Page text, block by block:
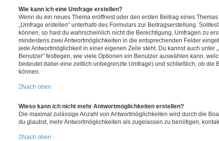
Wie kann ich eine Umfrage erstellen?
Wenn du ein neues Thema eröffnest oder den ersten Beitrag eines
„Umfrage erstellen“ unterhalb des Formulars zur Beitragserstellung.
können, so hast du wahrscheinlich nicht die Berechtigung, Umfragen zu
mindestens zwei Antwortmöglichkeiten in die entsprechenden Felder
jede Antwortmöglichkeit in einer eigenen Zeile steht. Du kannst auch unter
Benutzer“ festlegen, wie viele Optionen ein Benutzer auswählen kann,
bedeutet dabei eine zeitlich unbegrenzte Umfrage) und schließlich, ob die
können.
Nach oben
Wieso kann ich nicht mehr Antwortmöglichkeiten erstellen?
Die maximal zulässige Anzahl von Antwortmöglichkeiten wird durch die
du glaubst, mehr Antwortmöglichkeiten als zugelassen zu benötigen,
Nach oben